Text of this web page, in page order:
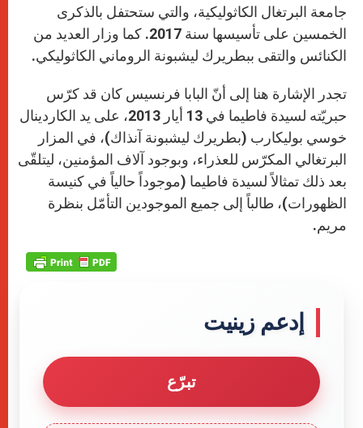
جامعة البرتغال الكاثوليكية، والتي ستحتفل بالذكرى
الخمسين على تأسيسها سنة 2017. كما وزار العديد من
الكنائس والتقى ببطريرك ليشبونة الروماني الكاثوليكي.
تجدر الإشارة هنا إلى أنّ البابا فرنسيس كان قد كرّس
حبريّته لسيدة فاطيما في 13 أيار 2013، على يد الكاردينال
خوسي بوليكارب (بطريرك ليشبونة آنذاك)، في المزار
البرتغالي المكرّس للعذراء، وبوجود آلاف المؤمنين، ليتلقّى
بعد ذلك تمثالاً لسيدة فاطيما (موجوداً حالياً في كنيسة
الظهورات)، طالباً إلى جميع الموجودين التأمّل بنظرة
مريم.
إدعم زينيت
تبرّع